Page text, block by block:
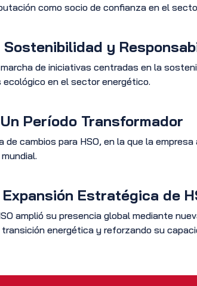
como socio de confianza en el
Sostenibilidad y
de iniciativas centradas en la
en el sector energético.
Un Período Transformador
de cambios para HSO, en la que la
Expansión Estratégica de
amplió su presencia global mediante
energética y reforzando su